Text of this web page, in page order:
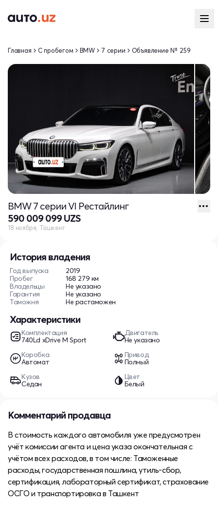
История владения
Год выпуска
2019
Пробег
168 279 км
Владельцы
Не указано
Гарантия
Не указано
Таможня
Не растаможен
Характеристики
Комплектация
740Ld xDrive M Sport
Двигатель
Не указано
Коробка
Автомат
Привод
Полный
Кузов
Седан
Цвет
Белый
Главная С пробегом BMW 7 серии Объявление № 259
BMW 7 серии VI Рестайлинг
590 009 099 UZS
18 ноября, Ташкент
Комментарий продавца
В стоимость каждого автомобиля уже предусмотрен
учёт комиссии агента и цена указа окончательная с
учётом всех расходов, в том числе: Таможенные
расходы, государственная пошлина, утиль-сбор,
сертификация, лабораторный сертификат, страхование
ОСГО и транспортировка в Ташкент